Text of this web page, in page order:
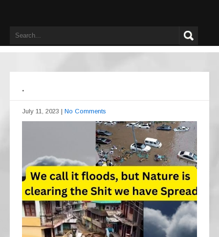
.
July 11, 2023 | No Comments